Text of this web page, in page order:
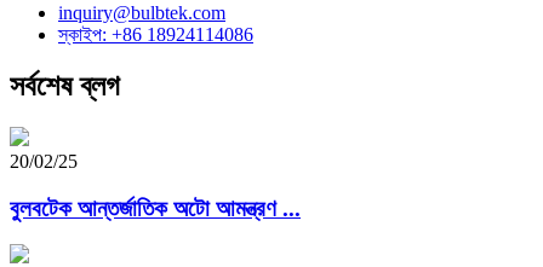
inquiry@bulbtek.com
স্কাইপ: +86 18924114086
সর্বশেষ ব্লগ
20/02/25
বুলবটেক আন্তর্জাতিক অটো আমন্ত্রণ ...